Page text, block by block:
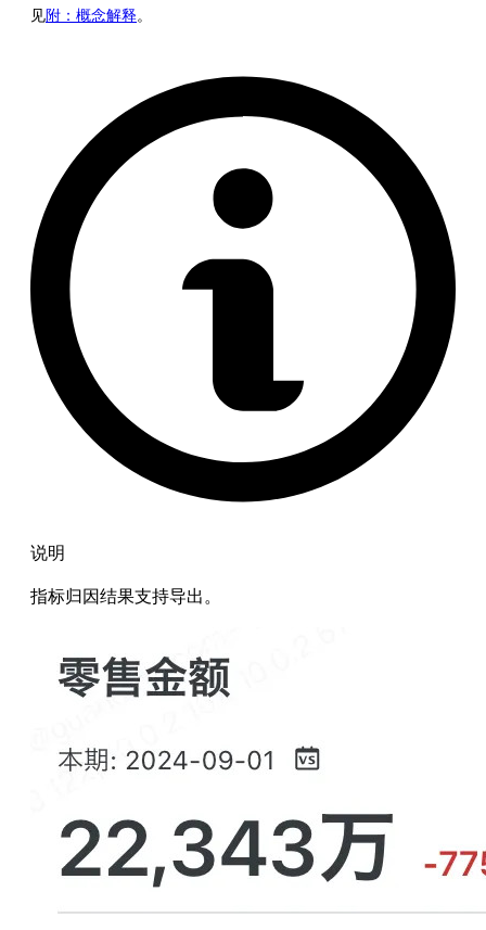
见附：概念解释。
说明
指标归因结果支持导出。